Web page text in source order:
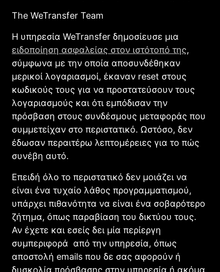
The WeTransfer Team
Η υπηρεσία WeTransfer δημοσίευσε μια
ειδοποίηση ασφαλείας στον ιστότοπό της,
σύμφωνα με την οποία αποσυνδέθηκαν
μερικοί λογαριασμοί, έκαναν reset στους
κωδικούς τους για να προστατεύσουν τους
λογαριασμούς και ότι εμπόδισαν την
πρόσβαση στους συνδέσμους μεταφοράς που
συμμετείχαν στο περιστατικό. Ωστόσο, δεν
έδωσαν περαιτέρω λεπτομέρειες για το πώς
συνέβη αυτό.
Επειδή όλο το περιστατικό δεν μοιάζει να
είναι ένα τυχαίο λάθος προγραμματισμού,
υπάρχει πιθανότητα να είναι ένα σοβαρότερο
ζήτημα, όπως παραβίαση του δικτύου τους.
Αν έχετε και εσείς δει μία περίεργη
συμπεριφορά από την υπηρεσία, όπως
αποστολή emails που δε σας αφορούν ή
δυσκολία πρόσβασης στην υπηρεσία ή ακόμα